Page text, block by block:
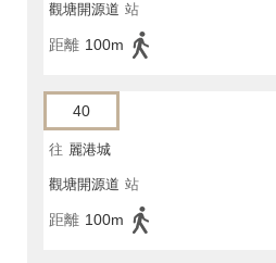
觀塘開源道 站
距離 100m
40
往 麗港城
觀塘開源道 站
距離 100m